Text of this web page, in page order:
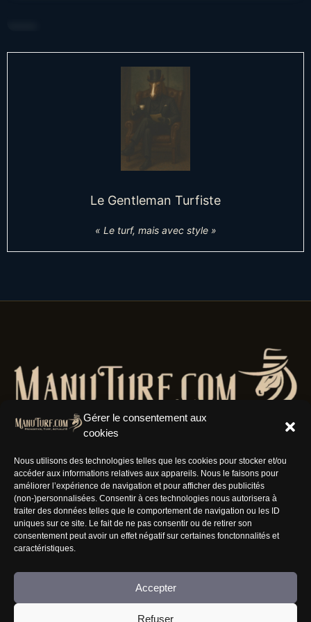
Gérer le consentement aux
cookies
Nous utilisons des technologies telles que les cookies pour stocker et/ou
accéder aux informations relatives aux appareils. Nous le faisons pour
améliorer l’expérience de navigation et pour afficher des publicités
(non-)personnalisées. Consentir à ces technologies nous autorisera à
traiter des données telles que le comportement de navigation ou les ID
uniques sur ce site. Le fait de ne pas consentir ou de retirer son
consentement peut avoir un effet négatif sur certaines fonctonnalités et
caractéristiques.
Accepter
Refuser
Le Gentleman Turfiste
« Le turf, mais avec style »
Résaux Sociaux
Informations
Nous rejoindre